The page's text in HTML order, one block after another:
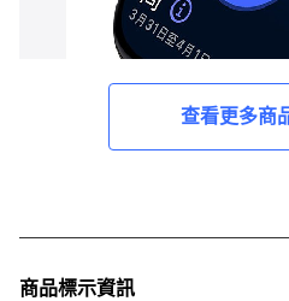
查看更多商
商品標示資訊